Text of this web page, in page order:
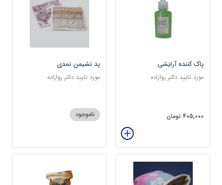
پاک کننده آرایشی
مورد تایید دکتر روازاده
405,000 تومان
پد نشیمن نمدی
مورد تایید دکتر روازاده
ناموجود